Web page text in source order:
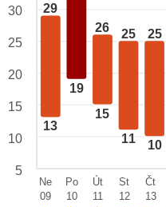
29
13
19
26
15
25
11
25
10
30
25
20
15
10
5
Ne
09
Po
10
Út
11
St
12
Čt
13